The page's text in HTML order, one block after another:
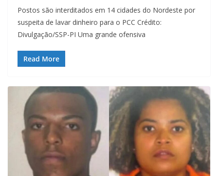
Postos são interditados em 14 cidades do Nordeste por
suspeita de lavar dinheiro para o PCC Crédito:
Divulgação/SSP-PI Uma grande ofensiva
Read More